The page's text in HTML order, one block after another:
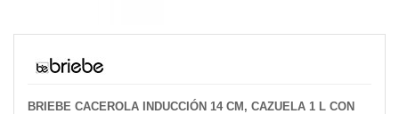
BRIEBE CACEROLA INDUCCIÓN 14 CM, CAZUELA 1 L CON